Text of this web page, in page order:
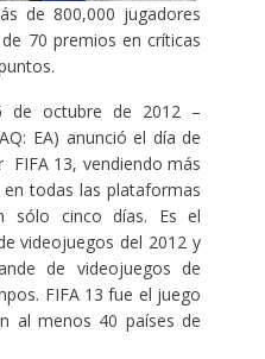
de 800,000 jugadores
70 premios en críticas
de octubre de 2012 –
EA) anunció el día de
13, vendiendo más
todas las plataformas
cinco días. Es el
videojuegos del 2012 y
de videojuegos de
FIFA 13 fue el juego
al menos 40 países de